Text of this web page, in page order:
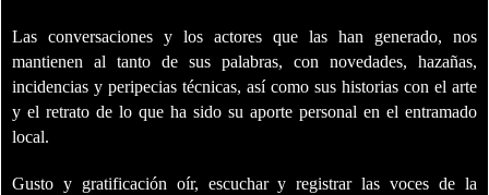
Las conversaciones y los actores que las han generado, nos
mantienen al tanto de sus palabras, con novedades, hazañas,
incidencias y peripecias técnicas, así como sus historias con el arte
y el retrato de lo que ha sido su aporte personal en el entramado
local.
Gusto y gratificación oír, escuchar y registrar las voces de la